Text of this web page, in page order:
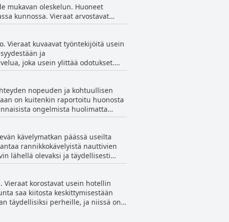
mukavan oleskelun. Huoneet
kunnossa. Vieraat arvostavat
että miellyttävän ympäristön.
ilmastoinnin ja hyvän lämpimän
kokemusta hotellissa.
vastineesta rahalle. Kaiken
palvelun vuoksi.
Vieraat kuvaavat työntekijöitä usein
ja
joka usein ylittää odotukset.
huolenpidon ja
asenteensa vuoksi,
nopeuden ja kohtuullisen
on kuitenkin raportoitu huonosta
ongelmista huolimatta
kävelymatkan päässä useilta
rannikkokävelyistä nauttivien
lähellä olevaksi ja täydellisesti
jotka haluavat viettää
erittäin suotuisan ympäristön
korostavat usein hotellin
saa kiitosta keskittymisestään
täydellisiksi perheille, ja niissä on